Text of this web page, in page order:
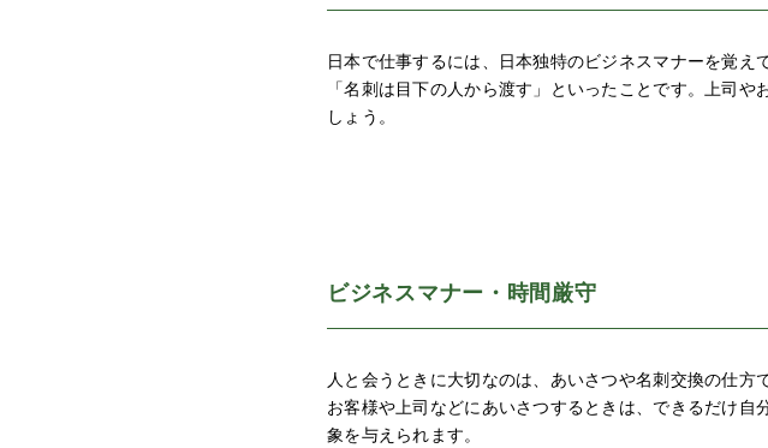
日本で仕事するには、日本独特のビジネスマナーを覚え
「名刺は目下の人から渡す」といったことです。上司
しょう。
ビジネスマナー・時間厳守
人と会うときに大切なのは、あいさつや名刺交換の仕方で
お客様や上司などにあいさつするときは、できるだけ
象を与えられます。